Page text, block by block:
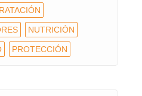
NUTRICIÓN
PROTECCIÓN